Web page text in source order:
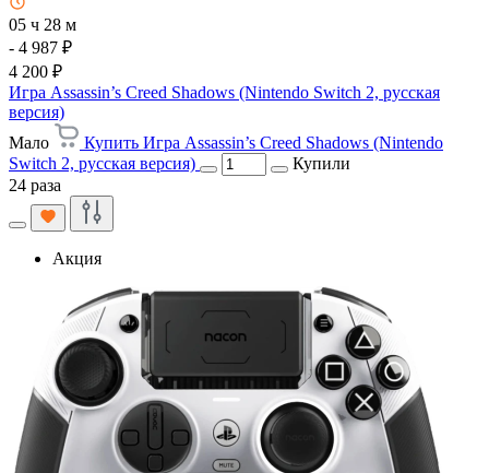
05 ч 28 м
- 4 987 ₽
4 200 ₽
Игра Assassin’s Creed Shadows (Nintendo Switch 2, русская
версия)
Мало
Купить Игра Assassin’s Creed Shadows (Nintendo
Switch 2, русская версия)
Купили
24 раза
Акция